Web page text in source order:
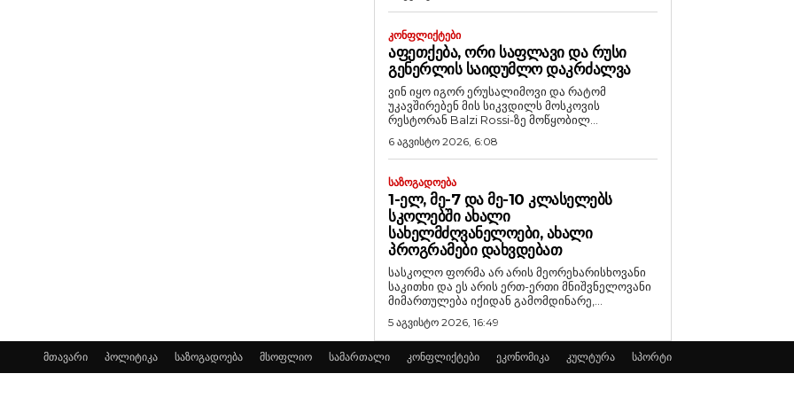
ᲙᲝᲜᲤᲚᲘᲥᲢᲔᲑᲘ
ᲐᲤᲔᲗᲥᲔᲑᲐ, ᲝᲠᲘ ᲡᲐᲤᲚᲐᲕᲘ ᲓᲐ ᲠᲣᲡᲘ
ᲒᲔᲜᲔᲠᲚᲘᲡ ᲡᲐᲘᲓᲣᲛᲚᲝ ᲓᲐᲙᲠᲫᲐᲚᲕᲐ
ვინ იყო იგორ ერუსალიმოვი და რატომ
უკავშირებენ მის სიკვდილს მოსკოვის
რესტორან Balzi Rossi-ზე მოწყობილ...
6 აგვისტო 2026, 6:08
ᲡᲐᲖᲝᲒᲐᲓᲝᲔᲑᲐ
1-ᲔᲚ, ᲛᲔ-7 ᲓᲐ ᲛᲔ-10 ᲙᲚᲐᲡᲔᲚᲔᲑᲡ
ᲡᲙᲝᲚᲔᲑᲨᲘ ᲐᲮᲐᲚᲘ
ᲡᲐᲮᲔᲚᲛᲫᲦᲕᲐᲜᲔᲚᲝᲔᲑᲘ, ᲐᲮᲐᲚᲘ
ᲞᲠᲝᲒᲠᲐᲛᲔᲑᲘ ᲓᲐᲮᲕᲓᲔᲑᲐᲗ
სასკოლო ფორმა არ არის მეორეხარისხოვანი
საკითხი და ეს არის ერთ-ერთი მნიშვნელოვანი
მიმართულება იქიდან გამომდინარე,...
5 აგვისტო 2026, 16:49
მთავარი პოლიტიკა საზოგადოება მსოფლიო სამართალი კონფლიქტები ეკონომიკა კულტურა სპორტი